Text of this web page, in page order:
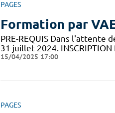
PAGES
Formation par
PRE-REQUIS Dans
31 juillet 2024.
15/04/2025 17:00
PAGES